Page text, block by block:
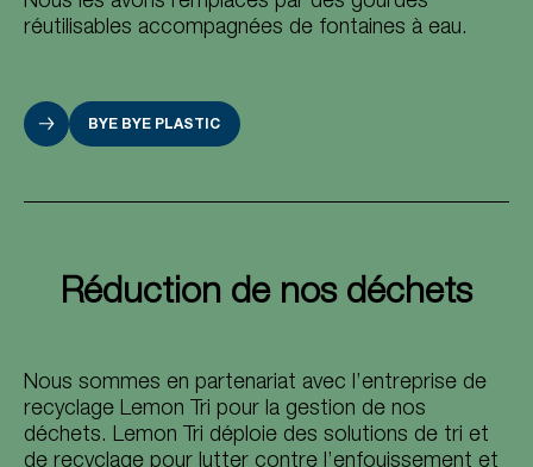
réutilisables accompagnées de fontaines à eau.
BYE BYE PLASTIC
Réduction de nos déchets
Nous sommes en partenariat avec l’entreprise de
recyclage Lemon Tri pour la gestion de nos
déchets. Lemon Tri déploie des solutions de tri et
de recyclage pour lutter contre l’enfouissement et